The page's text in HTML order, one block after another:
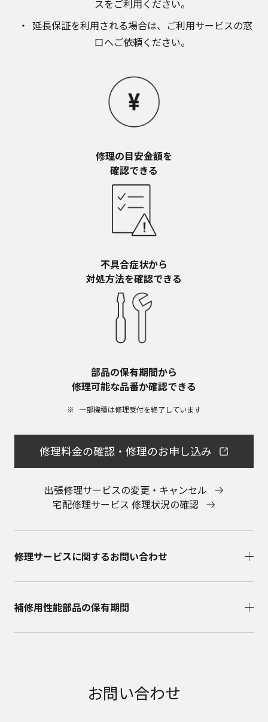
お近くの当社商品の取扱店、または当社サービス
本ウェブサイトのサービスに係わる損害の免責
本ウェブサイトのサービスの利用、または利用できな
たとえそのような損害の発生や第三者からの賠償請求
の可能性があることについてあらかじめ知らされた場
合でも、当社は一切責任を負いませんことをご了承く
本ウェブサイトのサービスは予告なく中止、または内
容や条件を変更する場合があります。あらかじめご了
取扱説明書は、商品をご購入いただいたお客様のため
の資料です。本ウェブサイトに公開されている取扱説
明書について、ご購入のお客様以外からのお問い合わ
スをご利用ください。​
延長保証を利用される場合は、​ご利用サービスの窓
口へご依頼ください。
修理の目安金額を​
確認できる
不具合症状から​
対処方法を確認できる
部品の保有期間から​
修理可能な品番か確認できる
一部機種は修理受付を終了しています​
修理料金の確認・修理のお申し込み
出張修理サービスの変更・キャンセル
宅配修理サービス 修理状況の確認
修理サービスに関するお問い合わせ​
補修用性能部品の保有期間​
お問い合わせ